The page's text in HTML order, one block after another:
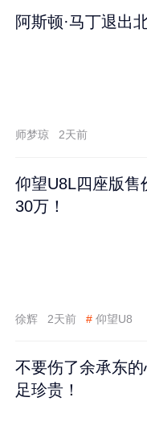
阿斯顿·马丁退出
师梦琼 2天前
仰望U8L四座版售
30万！
徐辉 2天前 # 仰望U8
不要伤了余承东
足珍贵！